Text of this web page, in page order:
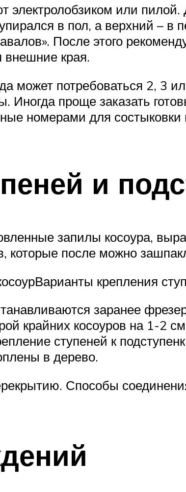
или пилой.
в пол, а верхний – в
После этого
внешние края.
может потребоваться 2, 3
проще заказать
номерами для состыковки
и
запилы косоура,
после можно
крепления
заранее
крайних косоуров на 1-2
ступеней к
в дерево.
Способы